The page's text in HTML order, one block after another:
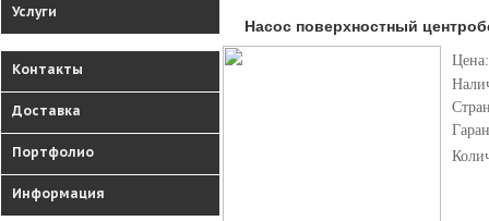
Услуги
Контакты
Доставка
Портфолио
Информация
Насос поверхностный
Цена: